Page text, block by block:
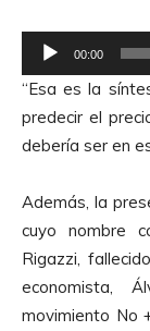
A
d
i
o
e
p
r
o
u
c
t
o
r
00:00
“Esa es la
predecir el
debería ser en
Además, la
cuyo nombre
Rigazzi,
economista,
movimiento No